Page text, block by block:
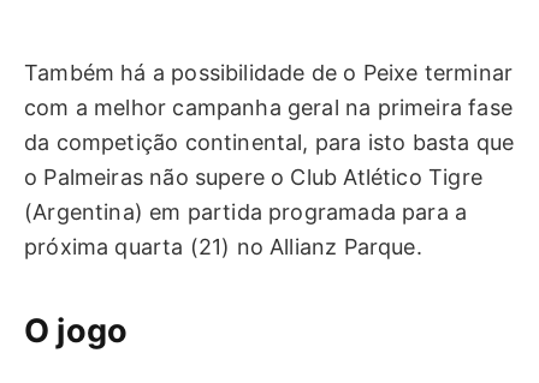
Também há a possibilidade de o Peixe terminar
com a melhor campanha geral na primeira fase
da competição continental, para isto basta que
o Palmeiras não supere o Club Atlético Tigre
(Argentina) em partida programada para a
próxima quarta (21) no Allianz Parque.
O jogo